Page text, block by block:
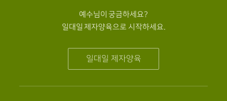
예수님이 궁금하세요?
일대일 제자양육으로 시작하세요.
일대일 제자양육